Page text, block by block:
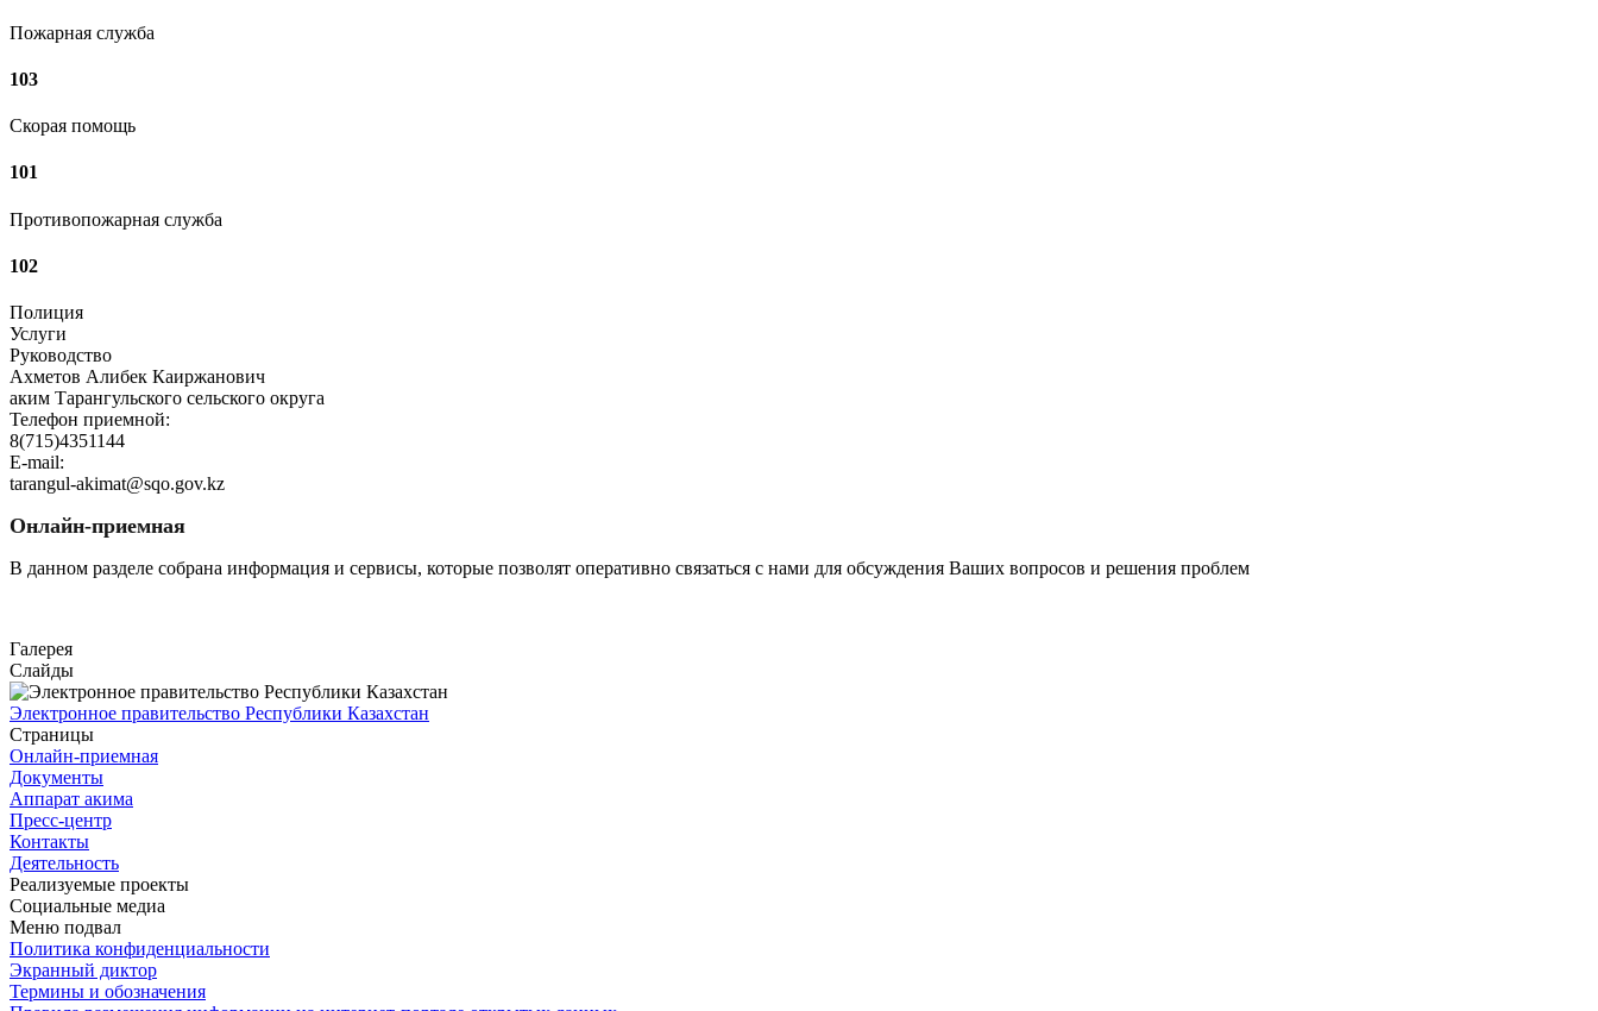
Пожарная служба
103
Скорая помощь
101
Противопожарная служба
102
Полиция
Услуги
Руководство
Ахметов Алибек Каиржанович
аким Тарангульского сельского округа
Телефон приемной:
8(715)4351144
E-mail:
tarangul-akimat@sqo.gov.kz
Онлайн-приемная
В данном разделе собрана информация и сервисы, которые позволят оперативно связаться с нами для обсуждения Ваших вопросов и решения проблем
Галерея
Слайды
Электронное правительство Республики Казахстан
Страницы
Онлайн-приемная
Документы
Аппарат акима
Пресс-центр
Контакты
Деятельность
Реализуемые проекты
Социальные медиа
Меню подвал
Политика конфиденциальности
Экранный диктор
Термины и обозначения